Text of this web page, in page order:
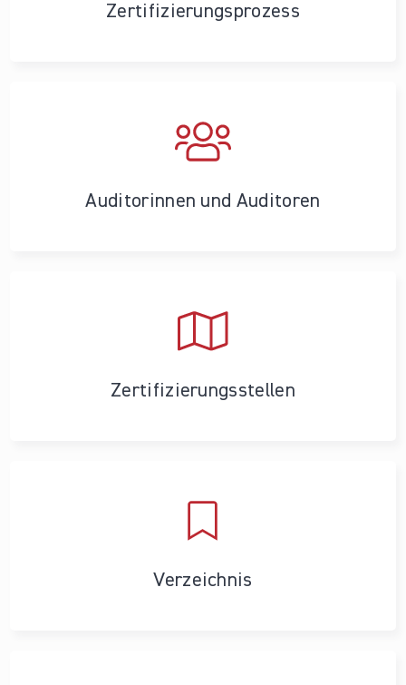
Zertifizierungs­prozess
Auditorinnen und Auditoren
Zertifizierungs­stellen
Verzeichnis